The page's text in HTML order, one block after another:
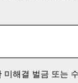
해결 벌금 또는